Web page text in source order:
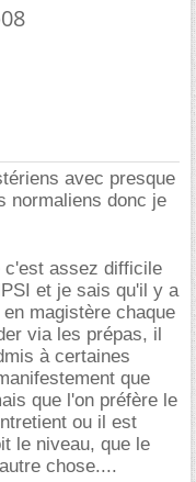
avec presque
normaliens donc je
c'est assez difficile
et je sais qu'il y a
magistère chaque
via les prépas, il
à certaines
que
que l'on préfère le
ou il est
le niveau, que le
chose....